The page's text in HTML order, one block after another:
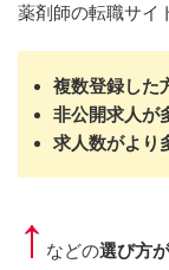
薬剤師の転職サイ
複数登録した
非公開求人が
求人数がより
↑ などの選び方